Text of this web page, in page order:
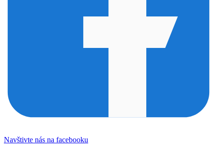
Navštivte nás na facebooku